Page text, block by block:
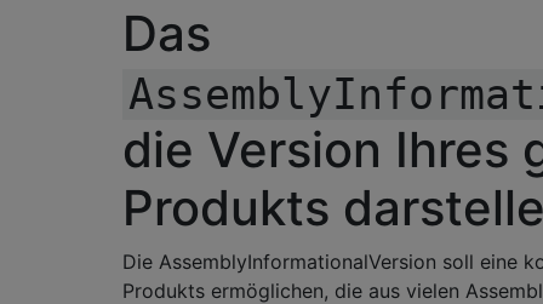
Das
die Version Ihres
Produkts
Die AssemblyInformationalVersion soll eine
Produkts ermöglichen, die aus vielen